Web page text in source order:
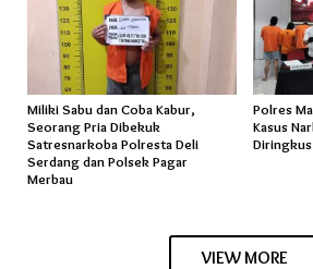
Miliki Sabu dan Coba Kabur,
Seorang Pria Dibekuk
Satresnarkoba Polresta Deli
Serdang dan Polsek Pagar
Merbau
Polres
Kasus
Diringkus
VIEW MORE